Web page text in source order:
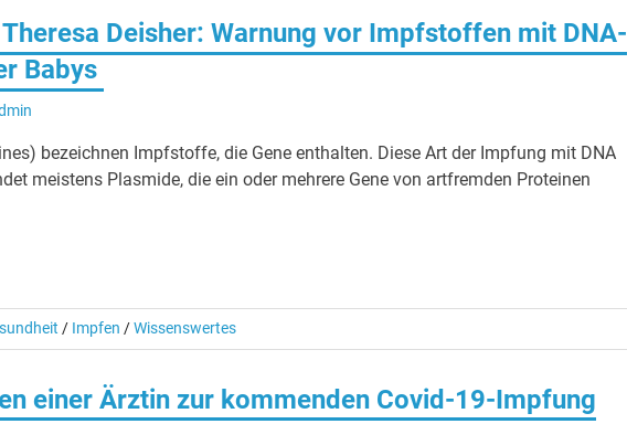
Deisher: Warnung vor Impfstoffen mit DNA-
Babys
bezeichnen Impfstoffe, die Gene enthalten. Diese Art der Impfung mit DNA
meistens Plasmide, die ein oder mehrere Gene von artfremden Proteinen
/ Impfen /Wissenswertes
einer Ärztin zur kommenden Covid-19-Impfung